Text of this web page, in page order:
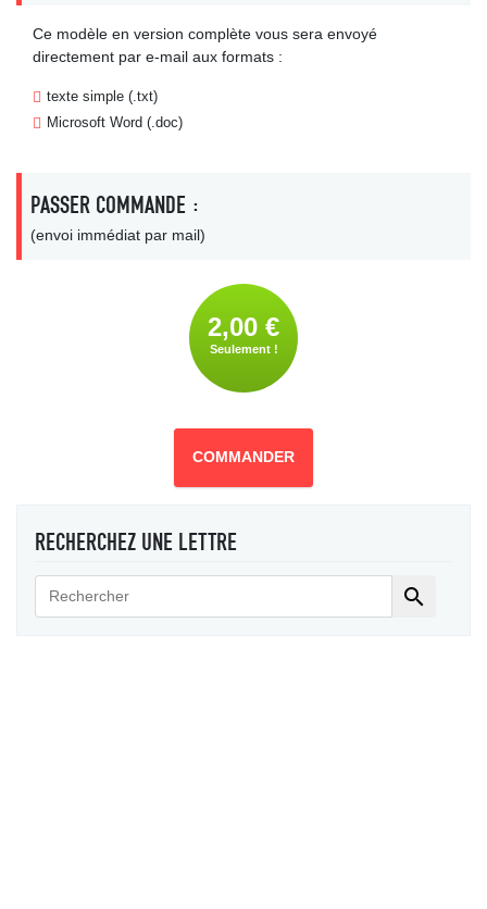
Ce modèle en version complète vous sera envoyé
directement par e-mail aux formats :
texte simple (.txt)
Microsoft Word (.doc)
PASSER COMMANDE :
(envoi immédiat par mail)
2,00 €
Seulement !
COMMANDER
RECHERCHEZ UNE LETTRE
